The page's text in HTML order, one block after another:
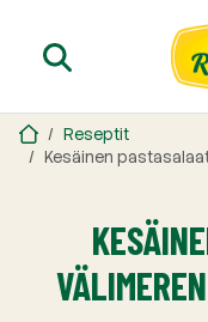
Reseptit
Kesäinen